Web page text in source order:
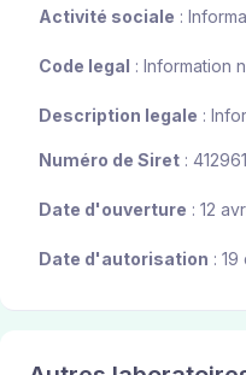
Activité sociale :
Code legal : Information
Description legale :
Numéro de Siret :
Date d'ouverture : 12
Date d'autorisation :